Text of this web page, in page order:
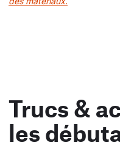
Trucs &
les